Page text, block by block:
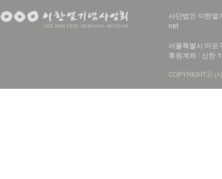
사단법인 이한
net
서울특별시 마
후원계좌 : 신한
COPYRIGHTⓒ (